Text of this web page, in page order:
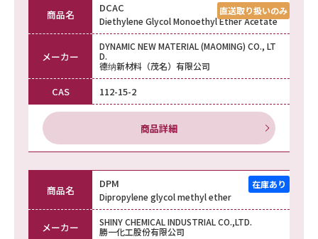
商品名 DCAC
Diethylene Glycol Monoethyl Ether Acetate
メーカー
DYNAMIC NEW MATERIAL (MAOMING) CO., LT
D.
德纳新材料（茂名）有限公司
CAS 112-15-2
商品詳細
商品名 DPM
Dipropylene glycol methyl ether
メーカー
SHINY CHEMICAL INDUSTRIAL CO.,LTD.
勝一化工股份有限公司